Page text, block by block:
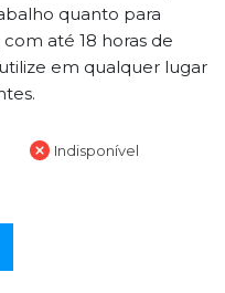
quanto para
até 18 horas de
em qualquer lugar
Indisponível